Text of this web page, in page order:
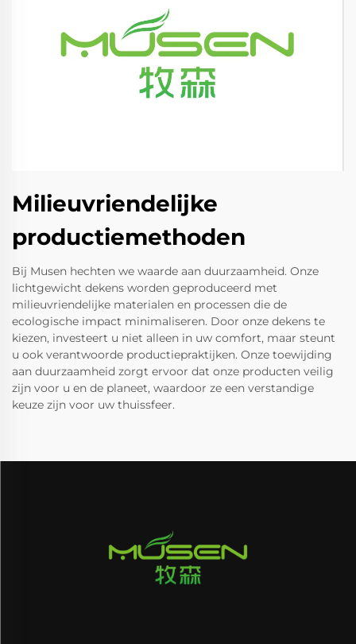
Milieuvriendelijke
productiemethoden
Bij Musen hechten we waarde aan duurzaamheid. Onze
lichtgewicht dekens worden geproduceerd met
milieuvriendelijke materialen en processen die de
ecologische impact minimaliseren. Door onze dekens te
kiezen, investeert u niet alleen in uw comfort, maar steunt
u ook verantwoorde productiepraktijken. Onze toewijding
aan duurzaamheid zorgt ervoor dat onze producten veilig
zijn voor u en de planeet, waardoor ze een verstandige
keuze zijn voor uw thuissfeer.